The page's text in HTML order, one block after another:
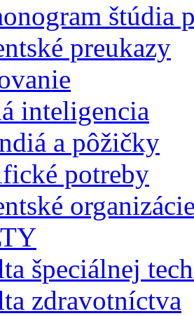
štúdia
preukazy
inteligencia
a pôžičky
potreby
špeciálnej
zdravotníctva